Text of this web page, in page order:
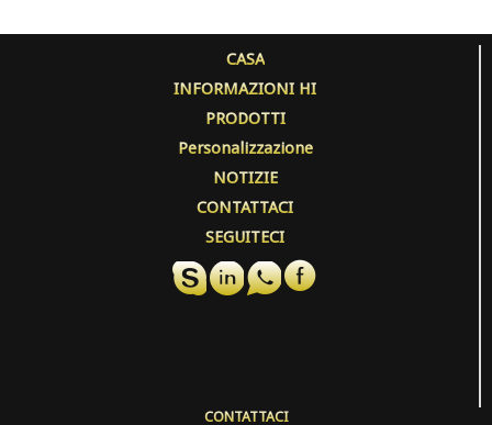
CASA
INFORMAZIONI HI
PRODOTTI
Personalizzazione
NOTIZIE
CONTATTACI
SEGUITECI
CONTATTACI